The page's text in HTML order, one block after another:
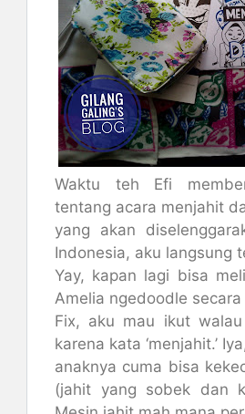
Waktu teh Efi
tentang acara menjahit
yang akan
Indonesia, aku langsung
Yay, kapan lagi bisa
Amelia ngedoodle secara
Fix, aku mau ikut
karena kata ‘menjahit.’
anaknya cuma bisa
(jahit yang sobek dan